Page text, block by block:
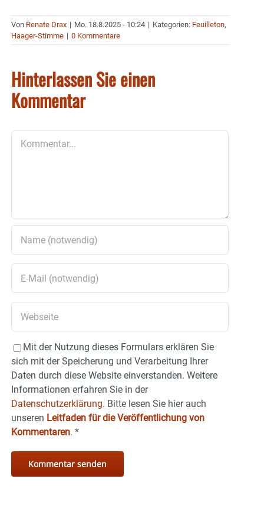
Von Renate Drax | Mo. 18.8.2025 - 10:24 | Kategorien: Feuilleton,
Haager-Stimme | 0 Kommentare
Hinterlassen Sie einen
Kommentar
Mit der Nutzung dieses Formulars erklären Sie
sich mit der Speicherung und Verarbeitung Ihrer
Daten durch diese Website einverstanden. Weitere
Informationen erfahren Sie in der
Datenschutzerklärung. Bitte lesen Sie hier auch
unseren Leitfaden für die Veröffentlichung von
Kommentaren. *